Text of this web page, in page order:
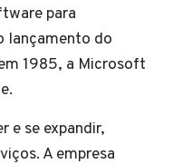
para
lançamento do
1985, a Microsoft
e se expandir,
A empresa